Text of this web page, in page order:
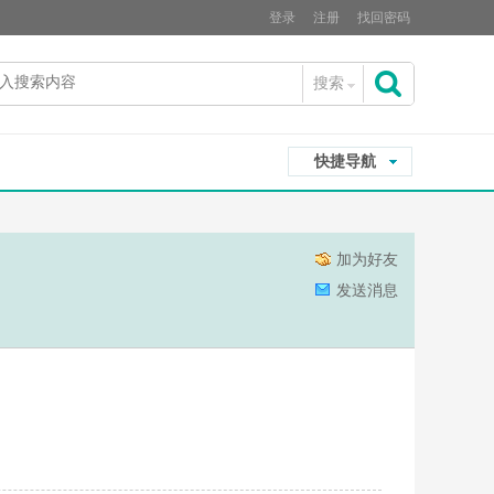
登录 注册 找回密码
搜索
快捷导航
加为好友
发送消息